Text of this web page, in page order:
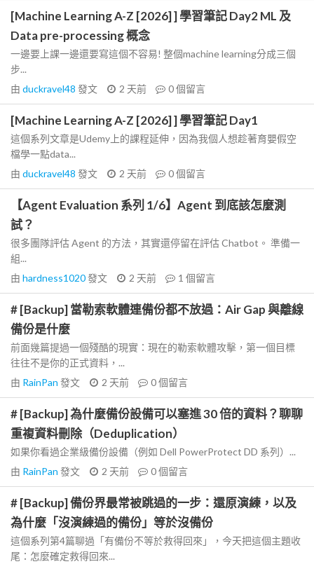
[Machine Learning A-Z [2026] ] 學習筆記 Day2 ML 及
Data pre-processing 概念
一邊要上課一邊還要寫這個不容易! 整個machine learning分成三個
步...
由 duckravel48 發文 2 天前 0個留言
[Machine Learning A-Z [2026] ] 學習筆記 Day1
這個系列文章是Udemy上的課程延伸，因為我個人想趁著育嬰假空
檔學一點data...
由 duckravel48 發文 2 天前 0個留言
【Agent Evaluation 系列 1/6】Agent 到底該怎麼測
試？
很多團隊評估 Agent 的方法，其實還停留在評估 Chatbot。 準備一
組...
由 hardness1020發文 2 天前 1 個留言
# [Backup] 當勒索軟體連備份都不放過：Air Gap 與離線
備份是什麼
前面幾篇提過一個殘酷的現實：現在的勒索軟體攻擊，第一個目標
往往不是你的正式資料，...
由 RainPan 發文 2 天前 0個留言
# [Backup] 為什麼備份設備可以塞進 30 倍的資料？聊聊
重複資料刪除（Deduplication）
如果你看過企業級備份設備（例如 Dell PowerProtect DD 系列）...
由 RainPan 發文 2 天前 0個留言
# [Backup] 備份界最常被跳過的一步：還原演練，以及
為什麼「沒演練過的備份」等於沒備份
這個系列第4篇聊過「有備份不等於救得回來」，今天把這個主題收
尾：怎麼確定救得回來...